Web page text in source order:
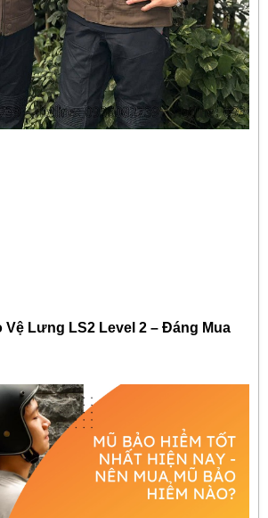
Vệ Lưng LS2 Level 2 – Đáng Mua